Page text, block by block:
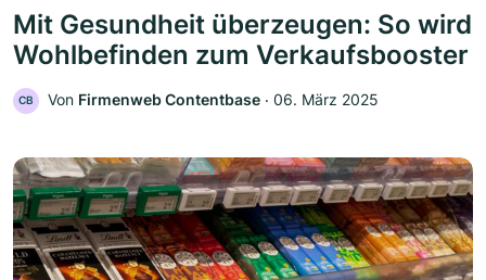
Mit Gesundheit überzeugen: So wird
Wohlbefinden zum Verkaufsbooster
CB Von Firmenweb Contentbase ‧ 06. März 2025